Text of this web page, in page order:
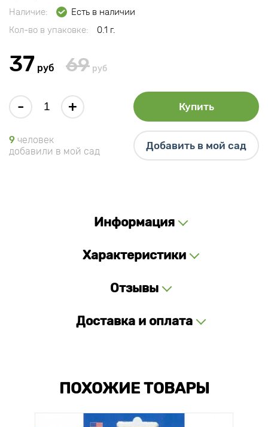
Наличие:
Есть в наличии
Кол-во в упаковке:
0.1 г.
37 руб 69 руб
- + Купить
9 человек
добавили в мой сад
Добавить в мой сад
Информация
Характеристики
Отзывы
Доставка и оплата
ПОХОЖИЕ ТОВАРЫ